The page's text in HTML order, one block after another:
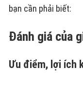
bạn cần phải biết:
Đánh giá của
Ưu điểm, lợi ích